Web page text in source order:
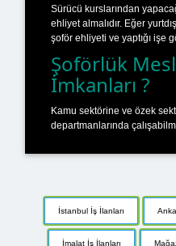
Sürücü kurslarından
ehliyet almalıdır. Eğer
şoför ehliyeti ve yaptığı işe
Şoförlük
İmkanları ?
Kamu sektörine ve özek
departmanlarında
İstanbul İş İlanları
İmalat İş İlanları